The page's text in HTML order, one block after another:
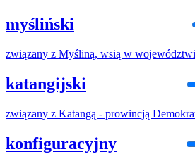
myśliński
związany z Myśliną, wsią w
katangijski
związany z Katangą - prowincją
konfiguracyjny